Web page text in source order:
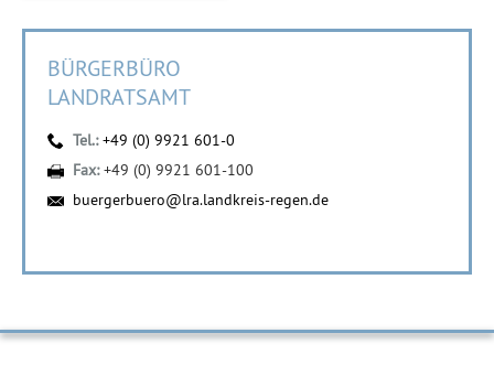
BÜRGERBÜRO
LANDRATSAMT
Tel.:+49 (0) 9921 601-0
Fax:+49 (0) 9921 601-100
buergerbuero@lra.landkreis-regen.de